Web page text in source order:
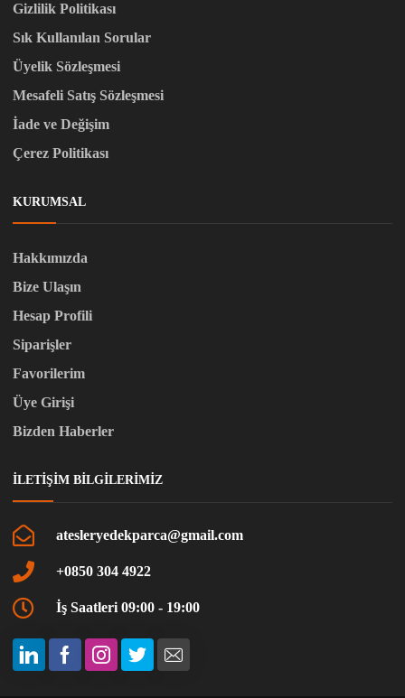
Gizlilik Politikası
Sık Kullanılan Sorular
Üyelik Sözleşmesi
Mesafeli Satış Sözleşmesi
İade ve Değişim
Çerez Politikası
KURUMSAL
Hakkımızda
Bize Ulaşın
Hesap Profili
Siparişler
Favorilerim
Üye Girişi
Bizden Haberler
İLETIŞIM BILGILERIMIZ
atesleryedekparca@gmail.com
+0850 304 4922
İş Saatleri 09:00 - 19:00